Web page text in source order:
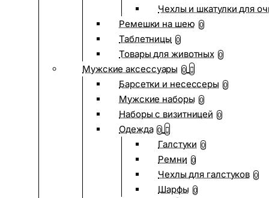
Чехлы и шкатулки для
Ремешки на шею 0
Таблетницы 0
Товары для животных 0
Мужские аксессуары 0
Барсетки и несессеры 0
Мужские наборы 0
Наборы с визитницей 0
Одежда 0
Галстуки 0
Ремни 0
Чехлы для галстуков 0
Шарфы 0